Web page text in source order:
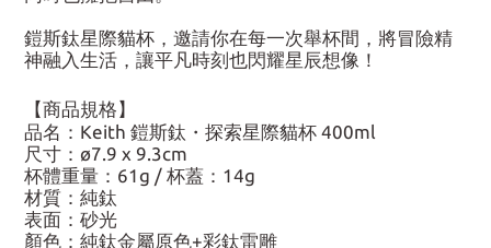
鎧斯鈦星際貓杯，邀請你在每一次舉杯間，將冒險精
神融入生活，讓平凡時刻也閃耀星辰想像！
【商品規格】
品名：Keith 鎧斯鈦・探索星際貓杯 400ml
尺寸：ø7.9 x 9.3cm
杯體重量：61g / 杯蓋：14g
材質：純鈦
表面：砂光
顏色：純鈦金屬原色+彩鈦雷雕